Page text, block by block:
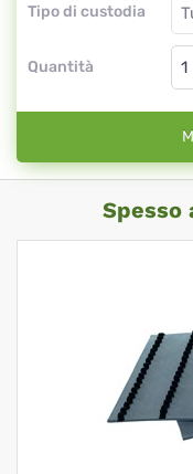
Tipo di custodia
Quantità
Spesso